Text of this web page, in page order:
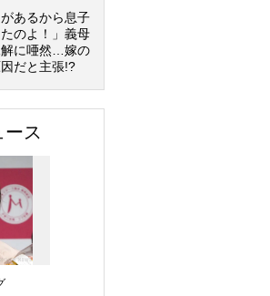
があるから息子
のよ！」義母
に唖然…嫁の
だと主張!?
ス